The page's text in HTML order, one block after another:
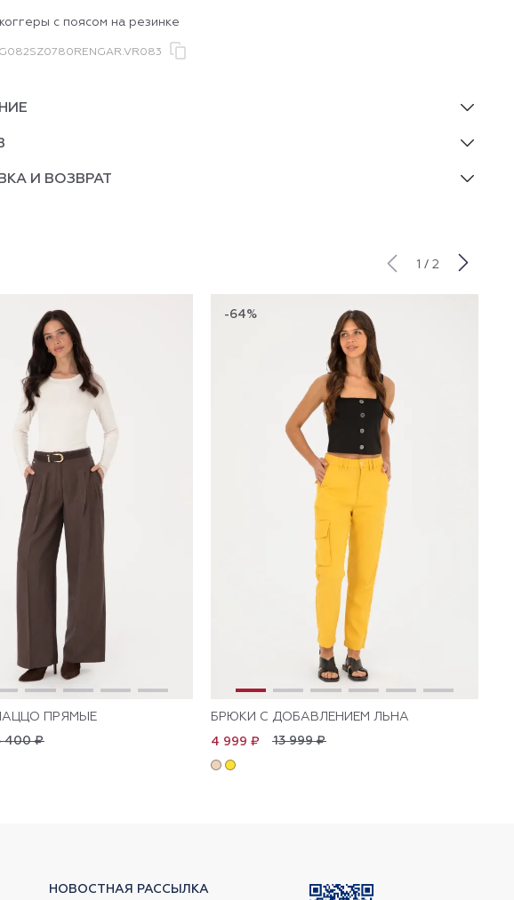
с поясом на резинке
G082SZ0780RENGAR.VR083
И ВОЗВРАТ
1 / 2
ПРЯМЫЕ
400 ₽
-64%
БРЮКИ С ДОБАВЛЕНИЕМ ЛЬНА
13 999 ₽
4 999 ₽
НОВОСТНАЯ РАССЫЛКА